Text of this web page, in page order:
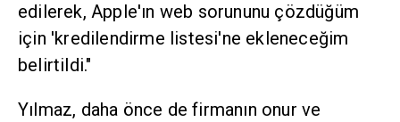
edilerek, Apple'ın web sorununu çözdüğüm
için 'kredilendirme listesi'ne ekleneceğim
belirtildi."
Yılmaz, daha önce de firmanın onur ve